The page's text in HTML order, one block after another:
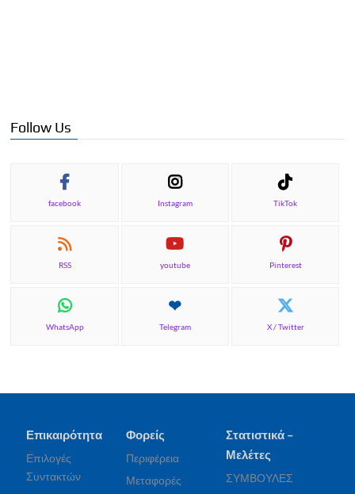
Follow Us
facebook Instagram TikTok
RSS youtube Pinterest
WhatsApp Telegram X / Twitter
Επικαιρότητα
Επιλογές
Συντακτών
Φορείς
Περιφέρεια
Μεταφορές
Στατιστικά –
Μελέτες
ΣΥΜΒΟΥΛΕΣ